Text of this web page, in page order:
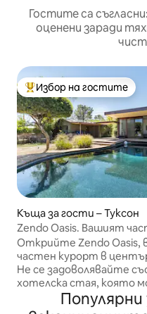
Гостите са
оценени заради
Най-популярен избор
Избор на гостите
Къща за гости – Туксон
Zendo Oasis. Вашият
в Тусон.
Открийте Zendo Oasis,
частен курорт в
Не се задоволявайте
хотелска стая, която
струва стотици пъти
Zendo предлага